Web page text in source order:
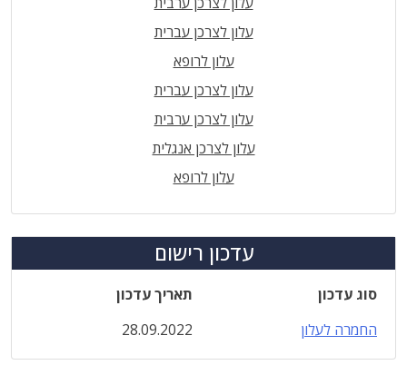
עלון לצרכן עברית
עלון לרופא
עלון לצרכן עברית
עלון לצרכן ערבית
עלון לצרכן אנגלית
עלון לרופא
עדכון רישום
סוג עדכון
תאריך עדכון
החמרה לעלון
28.09.2022